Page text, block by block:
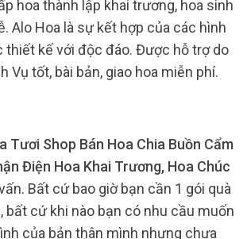
hoa thành lập khai trương, hoa sinh
Alo Hoa là sự kết hợp của các hình
thiết kế với độc đáo. Được hỗ trợ do
Vụ tốt, bài bản, giao hoa miễn phí.
Tươi Shop Bán Hoa Chia Buồn Cẩm
Điện Hoa Khai Trương, Hoa Chúc
Bất cứ bao giờ bạn cần 1 gói quà
bất cứ khi nào bạn có nhu cầu muốn
của bản thân mình nhưng chưa